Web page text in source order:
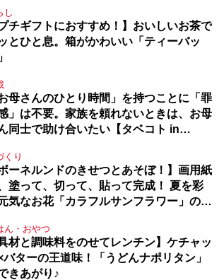
し
プチギフトにおすすめ！】おいしいお茶で
とひと息。箱がかわいい「ティーバッ
お母さんのひとり時間」を持つことに「罪
」は不要。家族を頼れないときは、お母
同士で助け合いたい【タベコト in
くり
ボーネルンドのきせつとあそぼ！】画用紙
塗って、切って、貼って完成！ 夏を彩
気なお花「カラフルサンフラワー」の作
ん・おやつ
具材と調味料をのせてレンチン】ケチャッ
バターの王道味！「うどんナポリタン」
きあがり♪